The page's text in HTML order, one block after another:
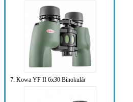
7. Kowa YF II 6x30 Binokulár